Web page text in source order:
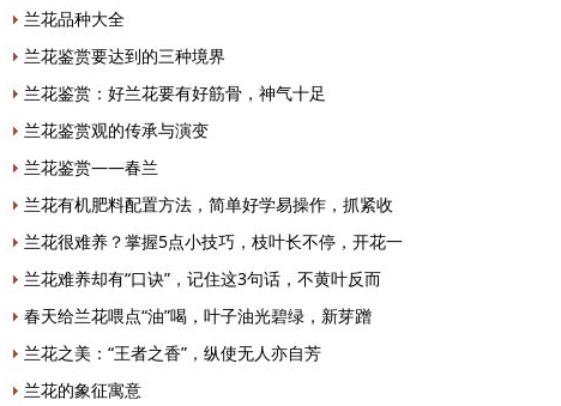
兰花品种大全
兰花鉴赏要达到的三种境界
兰花鉴赏：好兰花要有好筋骨，神气十足
兰花鉴赏观的传承与演变
兰花鉴赏——春兰
兰花有机肥料配置方法，简单好学易操作，抓紧收
兰花很难养？掌握5点小技巧，枝叶长不停，开花一
兰花难养却有“口诀”，记住这3句话，不黄叶反而
春天给兰花喂点“油”喝，叶子油光碧绿，新芽蹭
兰花之美：“王者之香”，纵使无人亦自芳
兰花的象征寓意